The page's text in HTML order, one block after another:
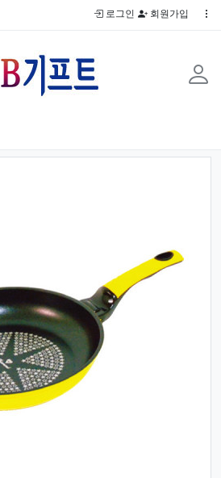
로그인 회원가입